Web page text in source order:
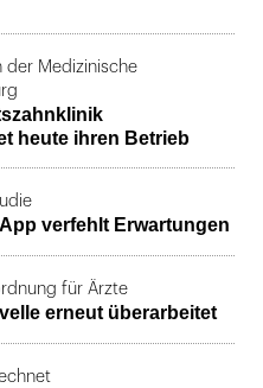
der Medizinische
heute ihren Betrieb
verfehlt Erwartungen
für Ärzte
erneut überarbeitet